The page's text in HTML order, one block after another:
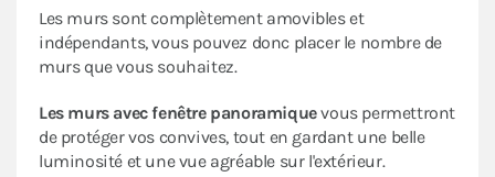
Les murs sont complètement amovibles et
indépendants, vous pouvez donc placer le nombre de
murs que vous souhaitez.
Les murs avec fenêtre panoramiquevous permettront
de protéger vos convives, tout en gardant une belle
luminosité et une vue agréable sur l'extérieur.